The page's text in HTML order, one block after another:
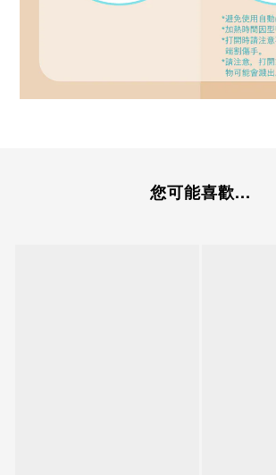
您可能喜歡...